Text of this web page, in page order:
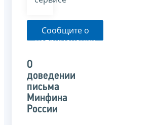
Сообщите о
неприменении
указанного
письма
О
доведении
письма
Минфина
России